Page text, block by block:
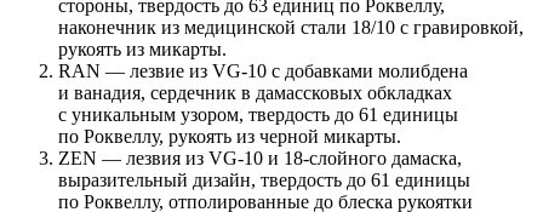
стороны, твердость до 63 единиц по Роквеллу,
наконечник из медицинской стали 18/10 с гравировкой,
рукоять из микарты.
RAN — лезвие из VG-10 с добавками молибдена
и ванадия, сердечник в дамассковых обкладках
с уникальным узором, твердость до 61 единицы
по Роквеллу, рукоять из черной микарты.
ZEN — лезвия из VG-10 и 18-слойного дамаска,
выразительный дизайн, твердость до 61 единицы
по Роквеллу, отполированные до блеска рукоятки